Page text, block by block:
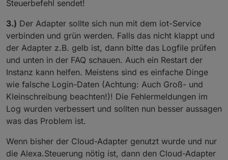
Steuerbefehl sendet!
3.) Der Adapter sollte sich nun mit dem iot-Service
verbinden und grün werden. Falls das nicht klappt und
der Adapter z.B. gelb ist, dann bitte das Logfile prüfen
und unten in der FAQ schauen. Auch ein Restart der
Instanz kann helfen. Meistens sind es einfache Dinge
wie falsche Login-Daten (Achtung: Auch Groß- und
Kleinschreibung beachten!)! Die Fehlermeldungen im
Log wurden verbessert und sollten nun besser aussagen
was das Problem ist.
Wenn bisher der Cloud-Adapter genutzt wurde und nur
die Alexa.Steuerung nötig ist, dann den Cloud-Adapter